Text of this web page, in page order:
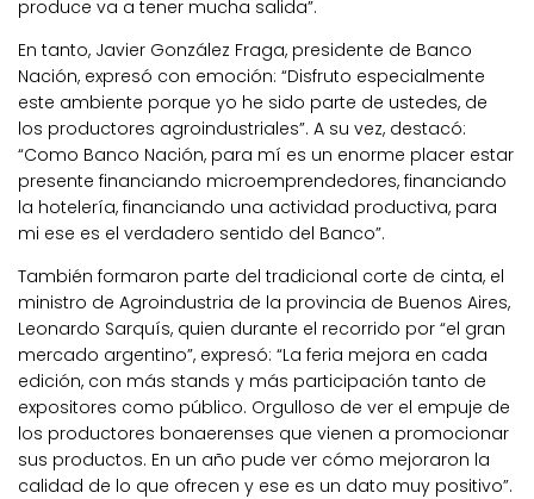
produce va a tener mucha salida”.
En tanto, Javier González Fraga, presidente de Banco
Nación, expresó con emoción: “Disfruto especialmente
este ambiente porque yo he sido parte de ustedes, de
los productores agroindustriales”. A su vez, destacó:
“Como Banco Nación, para mí es un enorme placer estar
presente financiando microemprendedores, financiando
la hotelería, financiando una actividad productiva, para
mi ese es el verdadero sentido del Banco”.
También formaron parte del tradicional corte de cinta, el
ministro de Agroindustria de la provincia de Buenos Aires,
Leonardo Sarquís, quien durante el recorrido por “el gran
mercado argentino”, expresó: “La feria mejora en cada
edición, con más stands y más participación tanto de
expositores como público. Orgulloso de ver el empuje de
los productores bonaerenses que vienen a promocionar
sus productos. En un año pude ver cómo mejoraron la
calidad de lo que ofrecen y ese es un dato muy positivo”.